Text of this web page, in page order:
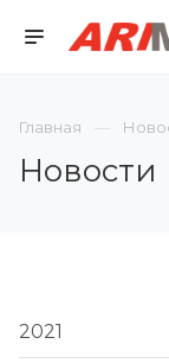
Главная
Новости